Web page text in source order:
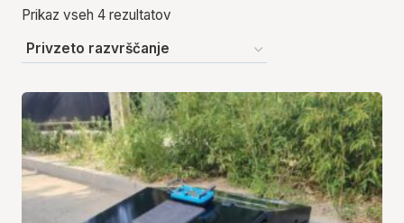
Prikaz vseh 4 rezultatov